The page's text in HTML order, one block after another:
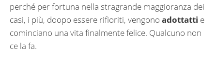
perché per fortuna nella stragrande maggioranza dei
casi, i più, doopo essere rifioriti, vengono adottatti e
cominciano una vita finalmente felice. Qualcuno non
ce la fa.